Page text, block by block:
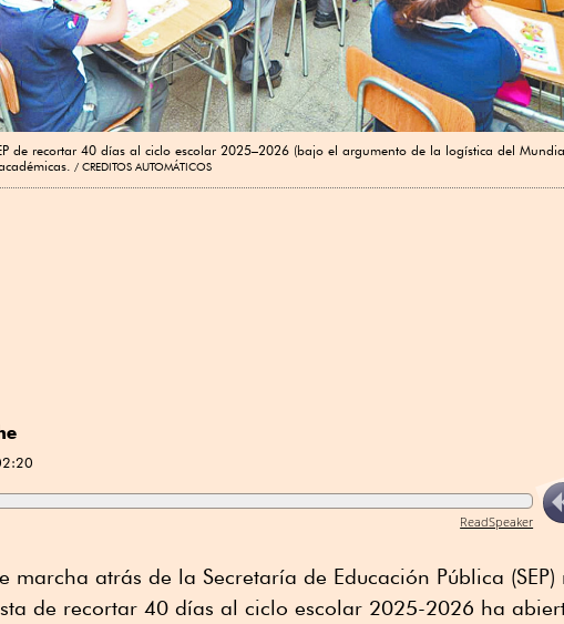
de recortar 40 días al ciclo escolar 2025–2026 (bajo el argumento de la logística del
CREDITOS AUTOMÁTICOS
ReadSpeaker
marcha atrás de la Secretaría de Educación Pública (SEP)
de recortar 40 días al ciclo escolar 2025-2026 ha